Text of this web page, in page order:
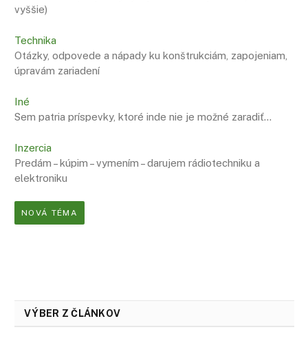
vyššie)
Technika
Otázky, odpovede a nápady ku konštrukciám, zapojeniam,
úpravám zariadení
Iné
Sem patria príspevky, ktoré inde nie je možné zaradiť…
Inzercia
Predám – kúpim – vymením – darujem rádiotechniku a
elektroniku
NOVÁ TÉMA
VÝBER Z ČLÁNKOV